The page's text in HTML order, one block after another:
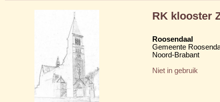
RK klooster
Roosendaal
Gemeente
Noord-Brabant
Niet in gebruik